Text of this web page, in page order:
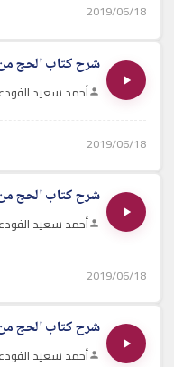
2019/06/18
أحمد سعيد
2019/06/18
أحمد سعيد
2019/06/18
أحمد سعيد